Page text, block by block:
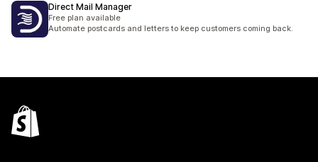
Direct Mail Manager
Free plan available
Automate postcards and letters to keep customers coming back.